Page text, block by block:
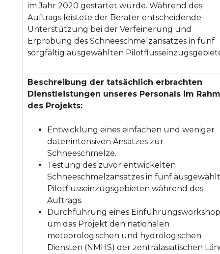
im Jahr 2020 gestartet wurde. Während des
Auftrags leistete der Berater entscheidende
Unterstützung bei der Verfeinerung und
Erprobung des Schneeschmelzansatzes in fünf
sorgfältig ausgewählten
Beschreibung der tatsächlich erbrachten
Dienstleistungen unseres Personals im
des Projekts:
Entwicklung eines einfachen und weniger
datenintensiven Ansatzes zur
Schneeschmelze.
Testung des zuvor entwickelten
Schneeschmelzansatzes in fünf
Pilotflusseinzugsgebieten während des
Auftrags.
Durchführung eines
um das Projekt den nationalen
meteorologischen und hydrologischen
Diensten (NMHS) der zentralasiatischen